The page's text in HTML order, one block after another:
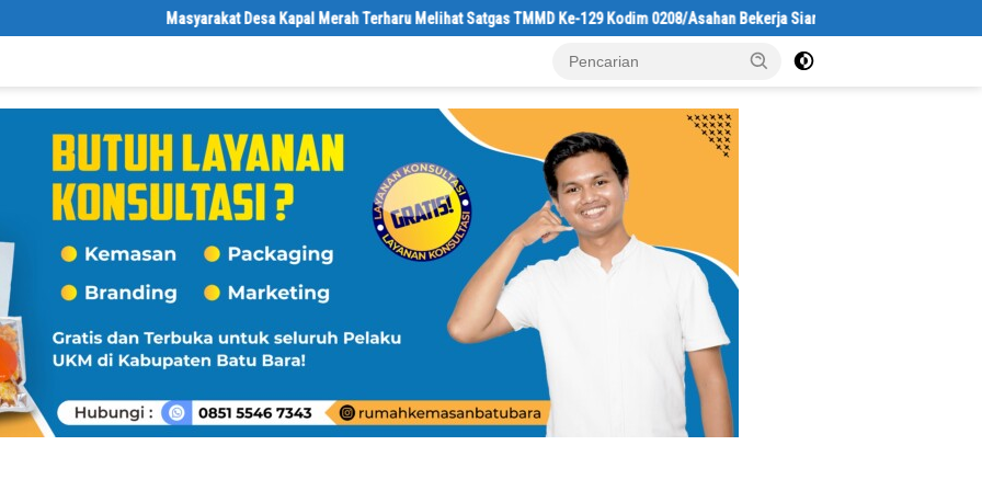
Masyarakat Desa Kapal Merah Terharu Melihat Satgas TMMD Ke-129 Kodim 0208/Asahan Bekerja Siang Malam Demi Renovasi